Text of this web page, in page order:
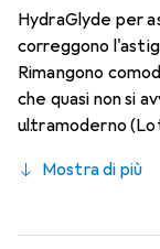
HydraGlyde per
correggono
Rimangono
che quasi non si
ultramoderno
Moisture Matrix e
conosci. Un
Mostra di più